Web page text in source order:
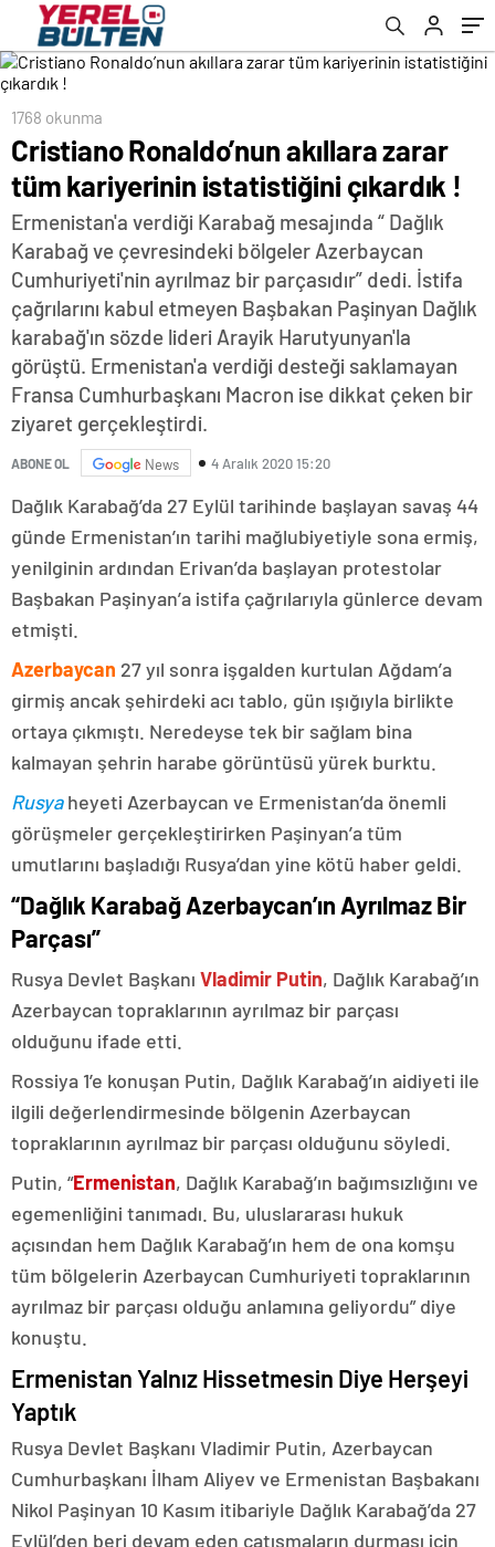
1768 okunma
Cristiano Ronaldo’nun akıllara zarar
tüm kariyerinin istatistiğini çıkardık !
Ermenistan'a verdiği Karabağ mesajında “ Dağlık
Karabağ ve çevresindeki bölgeler Azerbaycan
Cumhuriyeti'nin ayrılmaz bir parçasıdır” dedi. İstifa
çağrılarını kabul etmeyen Başbakan Paşinyan Dağlık
karabağ'ın sözde lideri Arayik Harutyunyan'la
görüştü. Ermenistan'a verdiği desteği saklamayan
Fransa Cumhurbaşkanı Macron ise dikkat çeken bir
ziyaret gerçekleştirdi.
ABONE OL News 4 Aralık 2020 15:20
Dağlık Karabağ’da 27 Eylül tarihinde başlayan savaş 44
günde Ermenistan’ın tarihi mağlubiyetiyle sona ermiş,
yenilginin ardından Erivan’da başlayan protestolar
Başbakan Paşinyan’a istifa çağrılarıyla günlerce devam
etmişti.
Azerbaycan 27 yıl sonra işgalden kurtulan Ağdam’a
girmiş ancak şehirdeki acı tablo, gün ışığıyla birlikte
ortaya çıkmıştı. Neredeyse tek bir sağlam bina
kalmayan şehrin harabe görüntüsü yürek burktu.
Rusyaheyeti Azerbaycan ve Ermenistan’da önemli
görüşmeler gerçekleştirirken Paşinyan’a tüm
umutlarını başladığı Rusya’dan yine kötü haber geldi.
“Dağlık Karabağ Azerbaycan’ın Ayrılmaz Bir
Parçası”
Rusya Devlet Başkanı Vladimir Putin, Dağlık Karabağ’ın
Azerbaycan topraklarının ayrılmaz bir parçası
olduğunu ifade etti.
Rossiya 1’e konuşan Putin, Dağlık Karabağ’ın aidiyeti ile
ilgili değerlendirmesinde bölgenin Azerbaycan
topraklarının ayrılmaz bir parçası olduğunu söyledi.
Putin, “Ermenistan, Dağlık Karabağ’ın bağımsızlığını ve
egemenliğini tanımadı. Bu, uluslararası hukuk
açısından hem Dağlık Karabağ’ın hem de ona komşu
tüm bölgelerin Azerbaycan Cumhuriyeti topraklarının
ayrılmaz bir parçası olduğu anlamına geliyordu” diye
konuştu.
Ermenistan Yalnız Hissetmesin Diye Herşeyi
Yaptık
Rusya Devlet Başkanı Vladimir Putin, Azerbaycan
Cumhurbaşkanı İlham Aliyev ve Ermenistan Başbakanı
Nikol Paşinyan 10 Kasım itibariyle Dağlık Karabağ’da 27
Eylül’den beri devam eden çatışmaların durması için